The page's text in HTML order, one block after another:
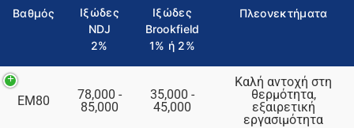
Βαθμός
Ιξώδες
NDJ
2%
Ιξώδες
Brookfield
1% ή 2%
Πλεονεκτήματα
EM80
78,000 -
85,000
35,000 -
45,000
Καλή αντοχή στη
θερμότητα,
εξαιρετική
εργασιμότητα